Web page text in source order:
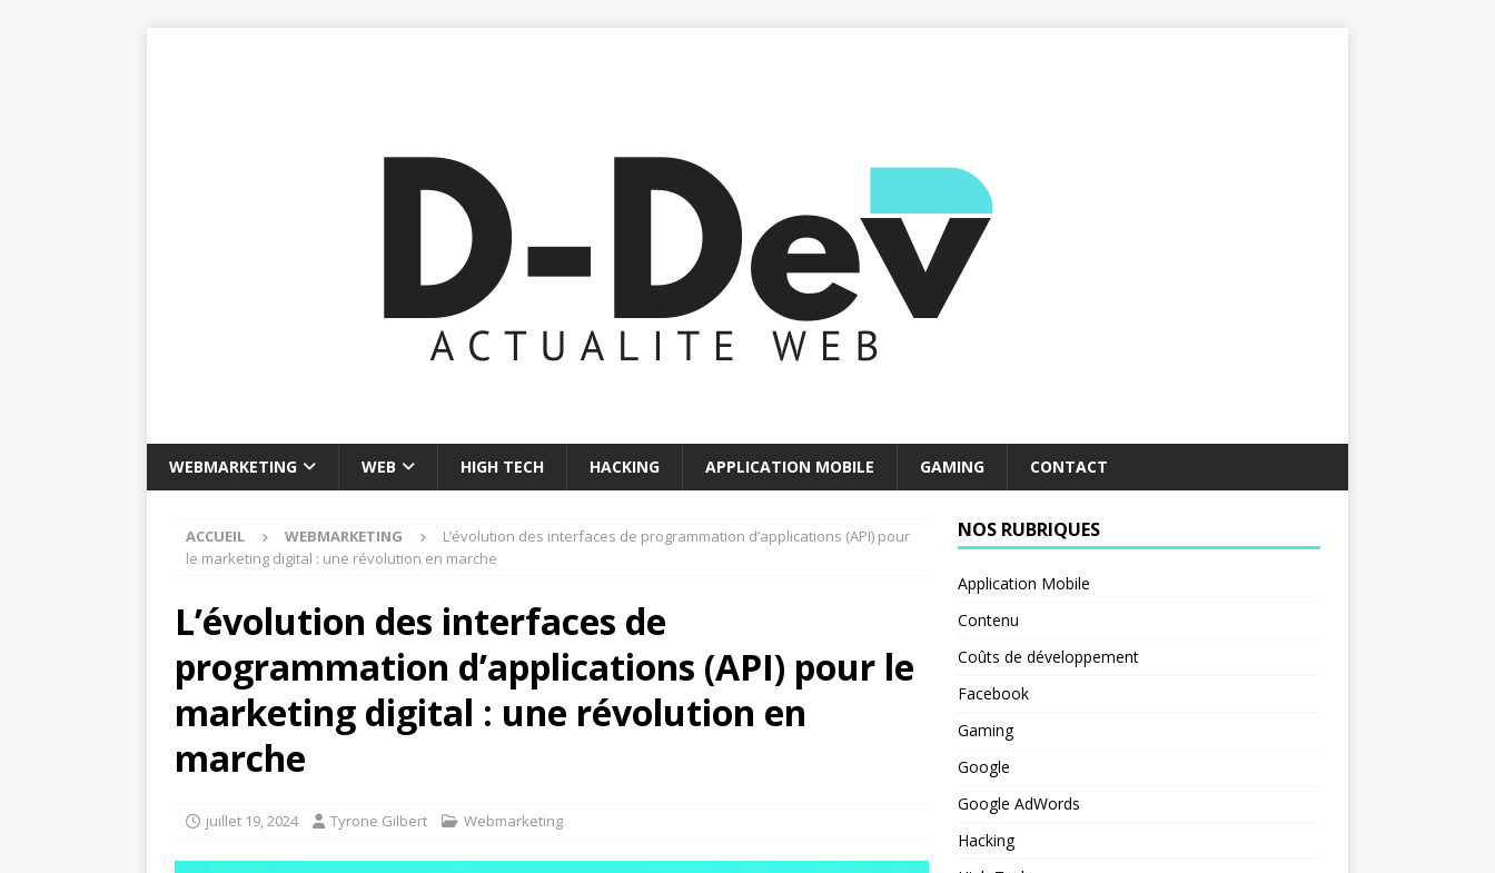
WEBMARKETING WEB HIGH TECH HACKING APPLICATION MOBILE GAMING CONTACT
ACCUEIL WEBMARKETING
L’évolution des interfaces de programmation d’applications (API) pour
le marketing digital : une révolution en marche
L’évolution des interfaces de
programmation d’applications (API) pour le
marketing digital : une révolution en
marche
juillet 19, 2024 Tyrone Gilbert Webmarketing
NOS RUBRIQUES
Application Mobile
Contenu
Coûts de développement
Facebook
Gaming
Google
Google AdWords
Hacking